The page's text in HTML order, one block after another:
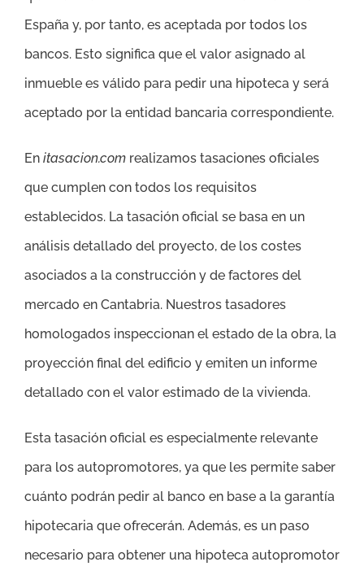
España y, por tanto, es aceptada por todos los
bancos. Esto significa que el valor asignado al
inmueble es válido para pedir una hipoteca y será
aceptado por la entidad bancaria correspondiente.
En itasacion.com realizamos tasaciones oficiales
que cumplen con todos los requisitos
establecidos. La tasación oficial se basa en un
análisis detallado del proyecto, de los costes
asociados a la construcción y de factores del
mercado en Cantabria. Nuestros tasadores
homologados inspeccionan el estado de la obra, la
proyección final del edificio y emiten un informe
detallado con el valor estimado de la vivienda.
Esta tasación oficial es especialmente relevante
para los autopromotores, ya que les permite saber
cuánto podrán pedir al banco en base a la garantía
hipotecaria que ofrecerán. Además, es un paso
necesario para obtener una hipoteca autopromotor